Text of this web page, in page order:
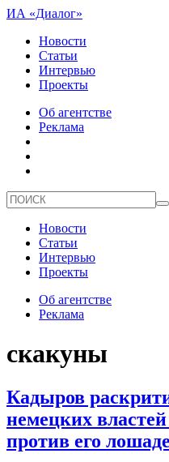
ИА «Диалог»
Новости
Статьи
Интервью
Проекты
Об агентстве
Реклама
Новости
Статьи
Интервью
Проекты
Об агентстве
Реклама
скакуны
Кадыров
немецких
против его